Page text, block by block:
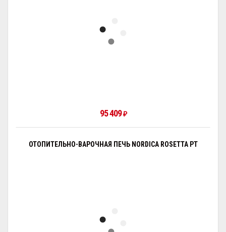
95 409₽
ОТОПИТЕЛЬНО-ВАРОЧНАЯ ПЕЧЬ NORDICA ROSETTA PT